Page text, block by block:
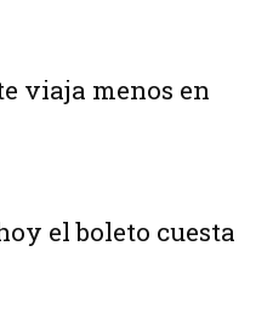
viaja menos en
el boleto cuesta